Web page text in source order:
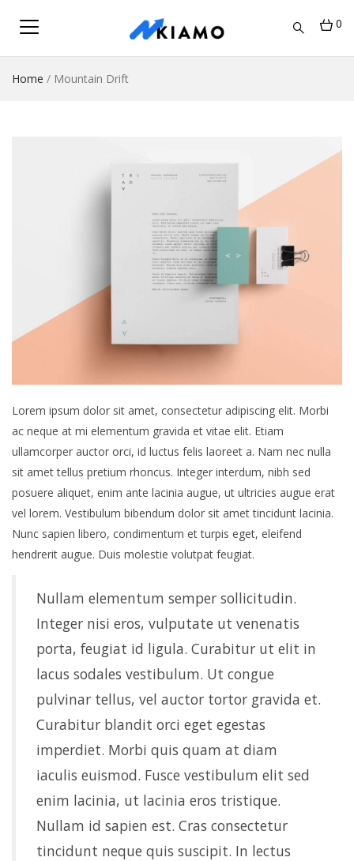
0
Home / Mountain Drift
Lorem ipsum dolor sit amet, consectetur adipiscing elit. Morbi
ac neque at mi elementum gravida et vitae elit. Etiam
ullamcorper auctor orci, id luctus felis laoreet a. Nam nec nulla
sit amet tellus pretium rhoncus. Integer interdum, nibh sed
posuere aliquet, enim ante lacinia augue, ut ultricies augue erat
vel lorem. Vestibulum bibendum dolor sit amet tincidunt lacinia.
Nunc sapien libero, condimentum et turpis eget, eleifend
hendrerit augue. Duis molestie volutpat feugiat.
Nullam elementum semper sollicitudin.
Integer nisi eros, vulputate ut venenatis
porta, feugiat id ligula. Curabitur ut elit in
lacus sodales vestibulum. Ut congue
pulvinar tellus, vel auctor tortor gravida et.
Curabitur blandit orci eget egestas
imperdiet. Morbi quis quam at diam
iaculis euismod. Fusce vestibulum elit sed
enim lacinia, ut lacinia eros tristique.
Nullam id sapien est. Cras consectetur
tincidunt neque quis suscipit. In lectus